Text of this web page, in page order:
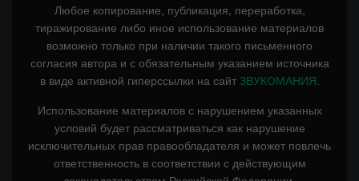
Любое копирование, публикация, переработка,
тиражирование либо иное использование материалов
возможно только при наличии такого письменного
согласия автора и с обязательным указанием источника
в виде активной гиперссылки на сайт ЗВУКОМАНИЯ.
Использование материалов с нарушением указанных
условий будет рассматриваться как нарушение
исключительных прав правообладателя и может повлечь
ответственность в соответствии с действующим